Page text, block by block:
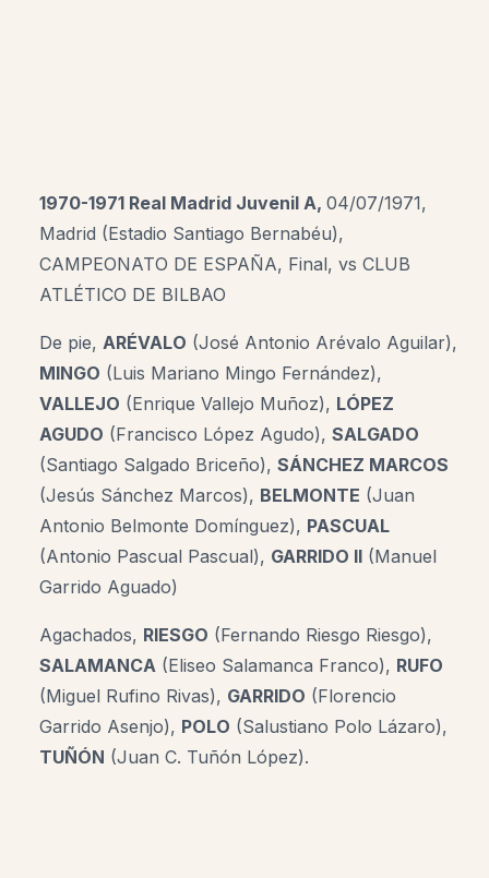
1970-1971 Real Madrid Juvenil A, 04/07/1971,
Madrid (Estadio Santiago Bernabéu),
CAMPEONATO DE ESPAÑA, Final, vs CLUB
ATLÉTICO DE BILBAO
De pie, ARÉVALO (José Antonio Arévalo Aguilar),
MINGO (Luis Mariano Mingo Fernández),
VALLEJO (Enrique Vallejo Muñoz), LÓPEZ
AGUDO (Francisco López Agudo), SALGADO
(Santiago Salgado Briceño), SÁNCHEZ MARCOS
(Jesús Sánchez Marcos), BELMONTE (Juan
Antonio Belmonte Domínguez), PASCUAL
(Antonio Pascual Pascual), GARRIDO II (Manuel
Garrido Aguado)
Agachados, RIESGO (Fernando Riesgo Riesgo),
SALAMANCA (Eliseo Salamanca Franco), RUFO
(Miguel Rufino Rivas), GARRIDO (Florencio
Garrido Asenjo), POLO (Salustiano Polo Lázaro),
TUÑÓN (Juan C. Tuñón López).